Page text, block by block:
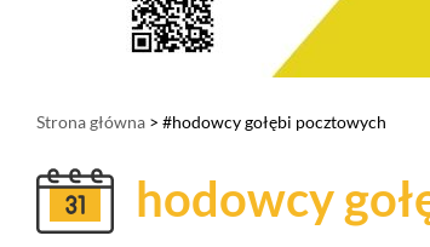
Strona główna > #hodowcy gołębi pocztowych
hodowcy